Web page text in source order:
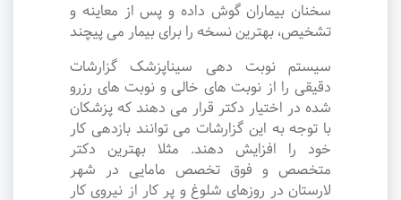
سخنان بیماران گوش داده و پس از معاینه و
تشخیص، بهترین نسخه را برای بیمار می پیچند
سیستم نوبت دهی سیناپزشک گزارشات
دقیقی را از نوبت های خالی و نوبت های رزرو
شده در اختیار دکتر قرار می دهند که پزشکان
با توجه به این گزارشات می توانند بازدهی کار
خود را افزایش دهند. مثلا بهترین دکتر
متخصص و فوق تخصص مامایی در شهر
لارستان در روزهای شلوغ و پر کار از نیروی کار